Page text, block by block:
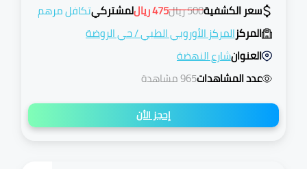
سعر الكشفية500ريال475رياللمشتركيتكافل مرهم
المركزالمركز الأوروبي الطبي/حي الروضة
العنوانشارع النهضة
عدد المشاهدات965 مشاهدة
إحجز الأن